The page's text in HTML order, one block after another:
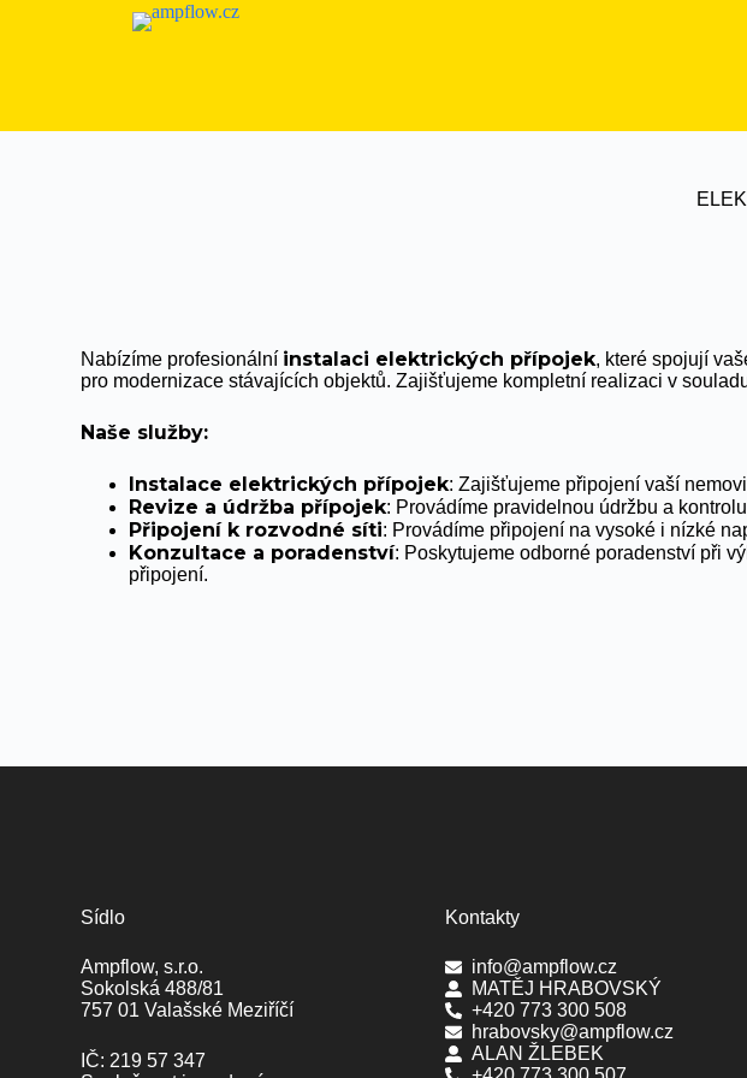
Nabízíme profesionální instalaci elektrických přípojek, které spojují
pro modernizace stávajících objektů. Zajišťujeme kompletní realizaci v
Naše služby:
Instalace elektrických přípojek: Zajišťujeme připojení vaší
Revize a údržba přípojek: Provádíme pravidelnou údržbu a
Připojení k rozvodné síti: Provádíme připojení na vysoké i nízké
Konzultace a poradenství: Poskytujeme odborné poradenství při
připojení.
Sídlo
Ampflow, s.r.o.
Sokolská 488/81
757 01 Valašské Meziříčí
IČ: 219 57 347
Kontakty
info@ampflow.cz
MATĚJ HRABOVSKÝ
+420 773 300 508
hrabovsky@ampflow.cz
ALAN ŽLEBEK